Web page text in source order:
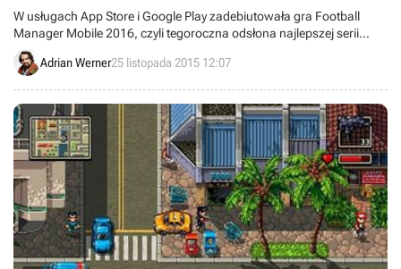
W usługach App Store i Google Play zadebiutowała gra Football
Manager Mobile 2016, czyli tegoroczna odsłona najlepszej serii
piłkarskich menadżerów.
Adrian Werner25 listopada 2015 12:07